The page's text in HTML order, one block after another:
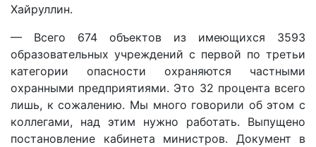
Хайруллин.
— Всего 674 объектов из имеющихся 3593
образовательных учреждений с первой по третьи
категории опасности охраняются частными
охранными предприятиями. Это 32 процента всего
лишь, к сожалению. Мы много говорили об этом с
коллегами, над этим нужно работать. Выпущено
постановление кабинета министров. Документ в